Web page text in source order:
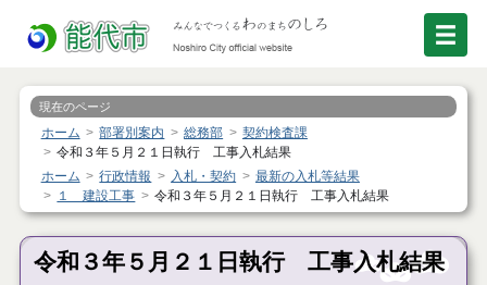
現在のページ
ホーム 部署別案内 総務部
契約検査課
令和３年５月２１日執行 工事入札結果
ホーム
行政情報 入札・契約
最新の入札等結果
１ 建設工事
令和３年５月２１日執行 工事入札結果
令和３年５月２１日執行 工事入札結果